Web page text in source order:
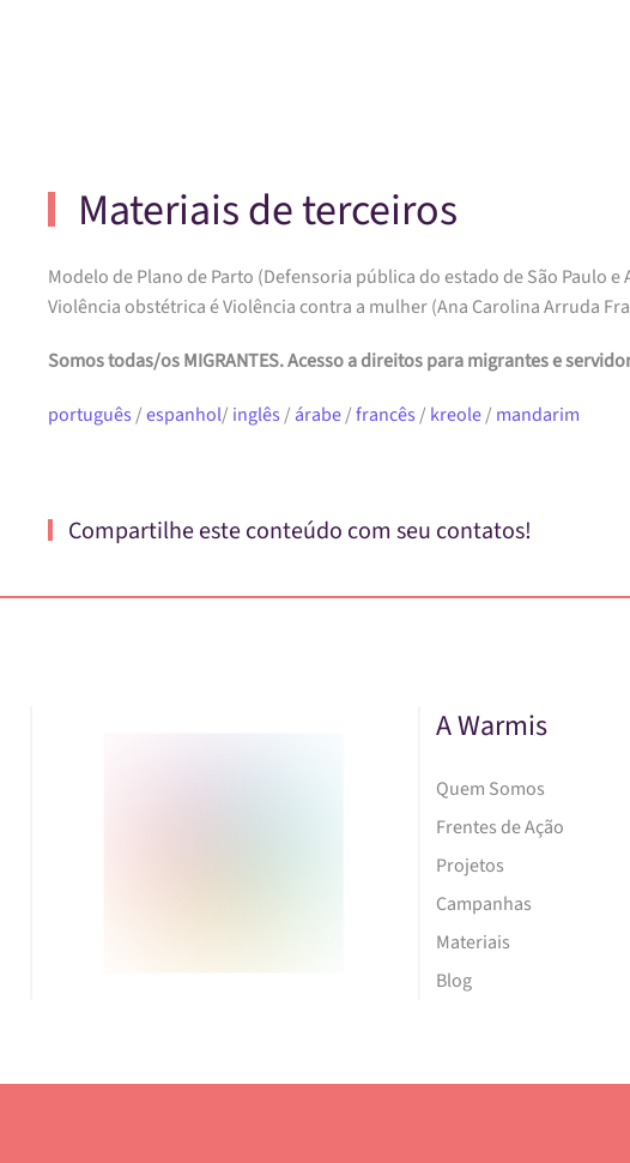
Materiais de terceiros
Modelo de Plano de Parto (Defensoria pública do estado de São Paulo e
Violência obstétrica é Violência contra a mulher (Ana Carolina Arruda
Somos todas/os MIGRANTES. Acesso a direitos para migrantes e
português/espanhol/ inglês/ árabe/francês/ kreole/ mandarim
Compartilhe este conteúdo com seu contatos!
A Warmis
Quem Somos
Frentes de Ação
Projetos
Campanhas
Materiais
Blog